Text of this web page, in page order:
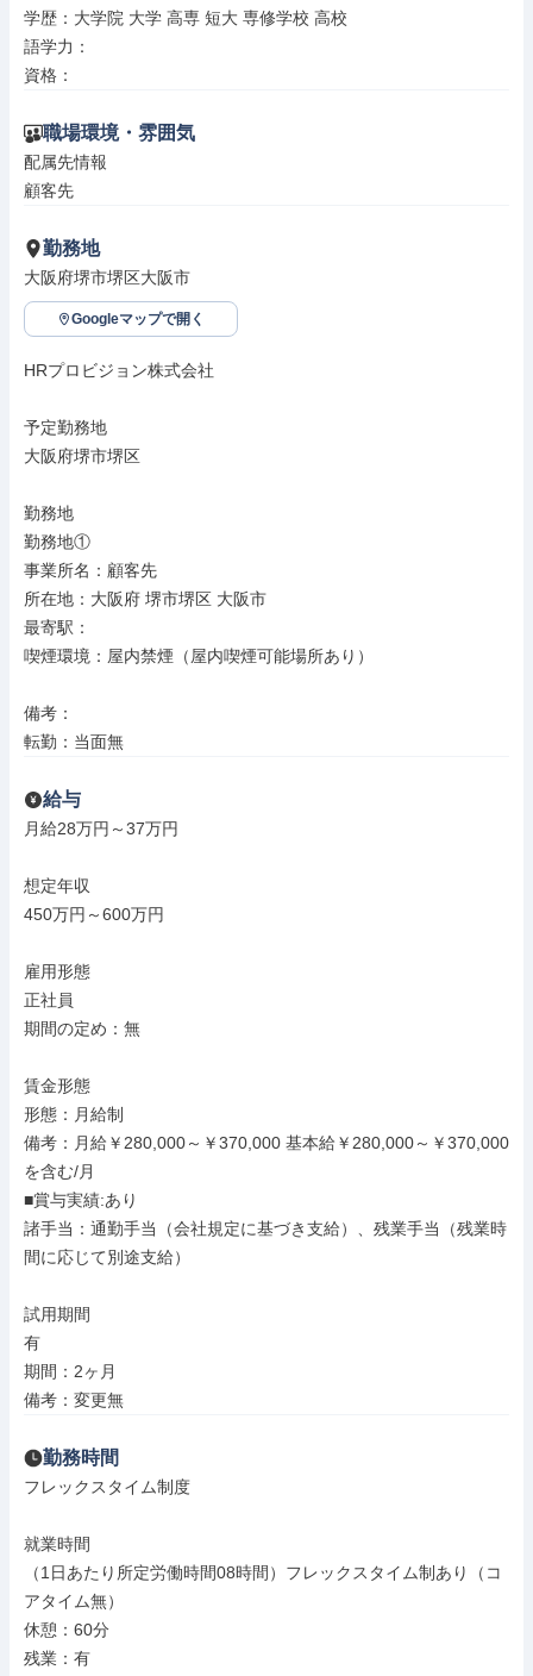
学歴：大学院 大学 高専 短大 専修学校 高校
語学力：
資格：
職場環境・雰囲気
配属先情報
顧客先
勤務地
大阪府堺市堺区大阪市
Googleマップで開く
HRプロビジョン株式会社
予定勤務地
大阪府堺市堺区
勤務地
勤務地①
事業所名：顧客先
所在地：大阪府 堺市堺区 大阪市
最寄駅：
喫煙環境：屋内禁煙（屋内喫煙可能場所あり）
備考：
転勤：当面無
給与
月給28万円～37万円
想定年収
450万円～600万円
雇用形態
正社員
期間の定め：無
賃金形態
形態：月給制
備考：月給￥280,000～￥370,000 基本給￥280,000～￥370,000
を含む/月
■賞与実績:あり
諸手当：通勤手当（会社規定に基づき支給）、残業手当（残業時
間に応じて別途支給）
試用期間
有
期間：2ヶ月
備考：変更無
勤務時間
フレックスタイム制度
就業時間
（1日あたり所定労働時間08時間）フレックスタイム制あり（コ
アタイム無）
休憩：60分
残業：有